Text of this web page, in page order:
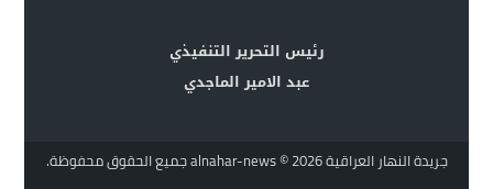
رئيس التحرير التنفيذي
عبد الامير الماجدي
جريدة النهار العراقية alnahar-news© 2026 جميع الحقوق محفوظة.